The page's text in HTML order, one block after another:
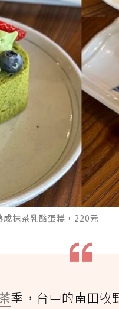
抹茶乳酪蛋糕，220元
季，台中的南田牧